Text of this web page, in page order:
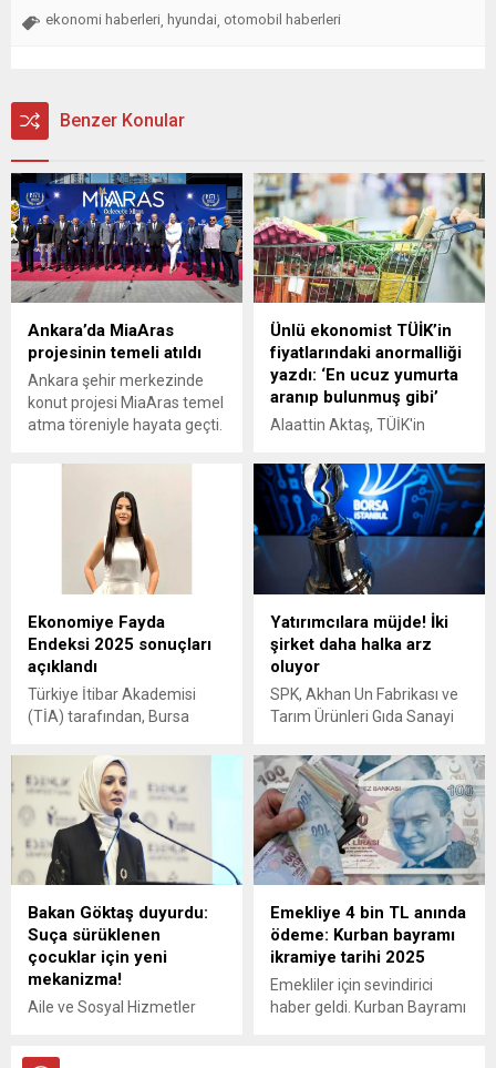
ekonomi haberleri hyundai otomobil haberleri
Benzer Konular
Ankara’da MiaAras
projesinin temeli atıldı
Ankara şehir merkezinde
konut projesi MiaAras temel
atma töreniyle hayata geçti.
İnşaat Yönetim Kurulu
Başkan Vekili Ali Yıldız, “54
yıllık deneyimimizle
projelerimizi yalnızca konut
değil, insan hayatına
dokunan estetik ve
olarak tasarlıyoruz. MiaAras,
konut ve ticari üniteleriyle
şehrin merkezinde seçkin
bir yaşam sunarken,
başkent...
Ünlü ekonomist TÜİK’in
fiyatlarındaki anormalliği
yazdı: ‘En ucuz yumurta
aranıp bulunmuş gibi’
Alaattin Aktaş, TÜİK'in
değerlendirilen ürünlerde
rakamları düşük
gösterebilmek için dikkate
aldığı fiyatları kaleme aldı.
Ekonomiye Fayda
Endeksi 2025 sonuçları
açıklandı
Türkiye İtibar Akademisi
(TİA) tarafından, Bursa
raportörlüğü ve İstanbul
Kent Üniversitesi iş birliği ile
bu yıl yedincisi
gerçekleştirilen Ekonomiye
Fayda Endeksi (EFE) 2025
sonuçları açıklandı.
Yatırımcılara müjde! İki
şirket daha halka arz
oluyor
SPK, Akhan Un Fabrikası ve
Tarım Ürünleri Gıda Sanayi
Yazılım A.Ş.’nin halka arzına
onay verdi. Şirketlerin talep
toplama tarihleri de
açıklandı. İşte detaylar...
Bakan Göktaş duyurdu:
Suça sürüklenen
çocuklar için yeni
mekanizma!
Aile ve Sosyal Hizmetler
Emekliye 4 bin TL anında
ödeme: Kurban bayramı
ikramiye tarihi 2025
Emekliler için sevindirici
haber geldi. Kurban Bayramı